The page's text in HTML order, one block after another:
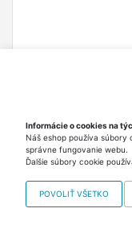
Poťah na
S/M 71603
Poťah na
REFLECT S/M
cm výška
Informácie o cookies na
Náš eshop používa súbory
správne fungovanie webu.
Ďalšie súbory cookie
POVOLIŤ VŠETKO